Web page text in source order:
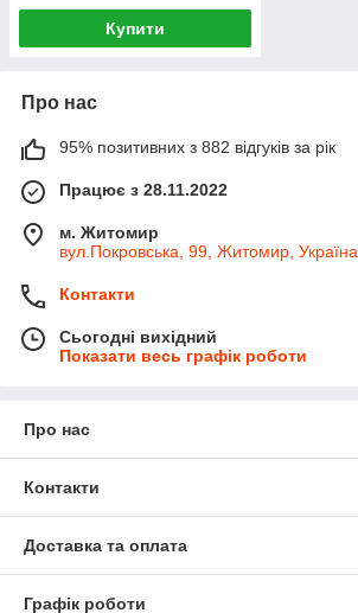
Купити
Про нас
95% позитивних з 882 відгуків за рік
Працює з 28.11.2022
м. Житомир
вул.Покровська, 99, Житомир, Україна
Контакти
Сьогодні вихідний
Показати весь графік роботи
Про нас
Контакти
Доставка та оплата
Графік роботи